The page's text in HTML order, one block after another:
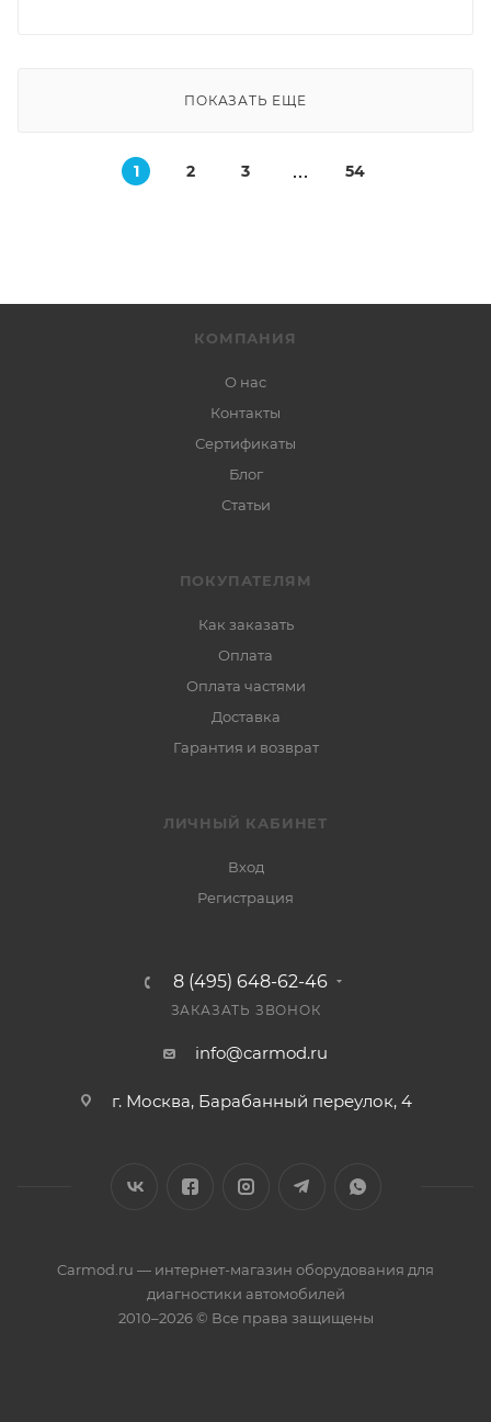
ПОКАЗАТЬ ЕЩЕ
1 2 3 54
КОМПАНИЯ
О нас
Контакты
Сертификаты
Блог
Статьи
ПОКУПАТЕЛЯМ
Как заказать
Оплата
Оплата частями
Доставка
Гарантия и возврат
ЛИЧНЫЙ КАБИНЕТ
Вход
Регистрация
8 (495) 648-62-46
ЗАКАЗАТЬ ЗВОНОК
info@carmod.ru
г. Москва, Барабанный переулок, 4
Carmod.ru — интернет-магазин оборудования для
диагностики автомобилей
2010–2026 © Все права защищены